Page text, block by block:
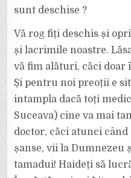
sunt deschise ?
Vă rog fiți deschis și
și lacrimile noastre.
vă fim alături, căci doar
Și pentru noi preoții e
intampla dacă toți
Suceava) cine va mai
doctor, căci atunci
șanse, vii la Dumnezeu
tamadui! Haideți să